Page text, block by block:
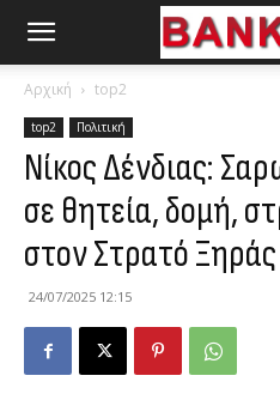
Αρχική top2
top2 Πολιτική
Νίκος Δένδιας:
σε θητεία, δομή,
στον Στρατό
24/07/2025 12:15